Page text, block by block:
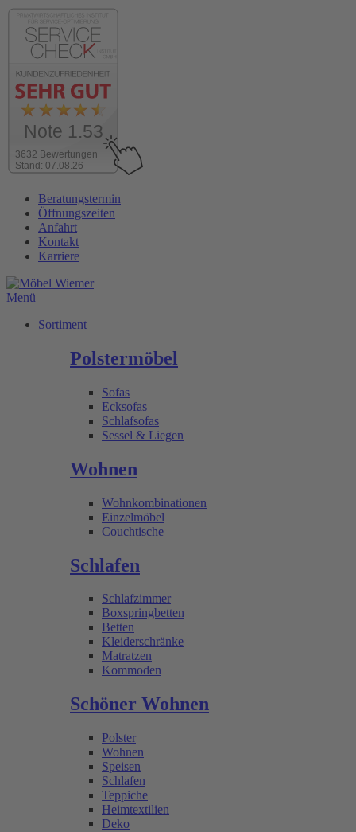
3632 Bewertungen
Stand: 07.08.26
Note 1.53
Inhalt
wechseln
Beratungstermin
Öffnungszeiten
Anfahrt
Kontakt
Karriere
Menü
Sortiment
Polstermöbel
Sofas
Ecksofas
Schlafsofas
Sessel & Liegen
Wohnen
Wohnkombinationen
Einzelmöbel
Couchtische
Schlafen
Schlafzimmer
Boxspringbetten
Betten
Kleiderschränke
Matratzen
Kommoden
Schöner Wohnen
Polster
Wohnen
Speisen
Schlafen
Teppiche
Heimtextilien
Deko